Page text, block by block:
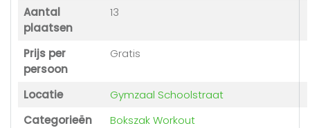
Aantal
plaatsen
13
Prijs per
persoon
Gratis
Locatie
Gymzaal Schoolstraat
Categorieën
Bokszak Workout